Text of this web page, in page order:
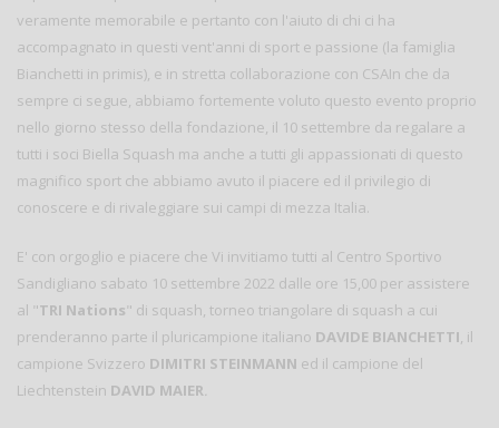
veramente memorabile e pertanto con l'aiuto di chi ci ha
accompagnato in questi vent'anni di sport e passione (la famiglia
Bianchetti in primis), e in stretta collaborazione con CSAIn che da
sempre ci segue, abbiamo fortemente voluto questo evento proprio
nello giorno stesso della fondazione, il 10 settembre da regalare a
tutti i soci Biella Squash ma anche a tutti gli appassionati di questo
magnifico sport che abbiamo avuto il piacere ed il privilegio di
conoscere e di rivaleggiare sui campi di mezza Italia.
E' con orgoglio e piacere che Vi invitiamo tutti al Centro Sportivo
Sandigliano sabato 10 settembre 2022 dalle ore 15,00 per assistere
al "TRI Nations " di squash, torneo triangolare di squash a cui
prenderanno parte il pluricampione italiano DAVIDE BIANCHETTI, il
campione Svizzero DIMITRI STEINMANN ed il campione del
Liechtenstein DAVID MAIER.